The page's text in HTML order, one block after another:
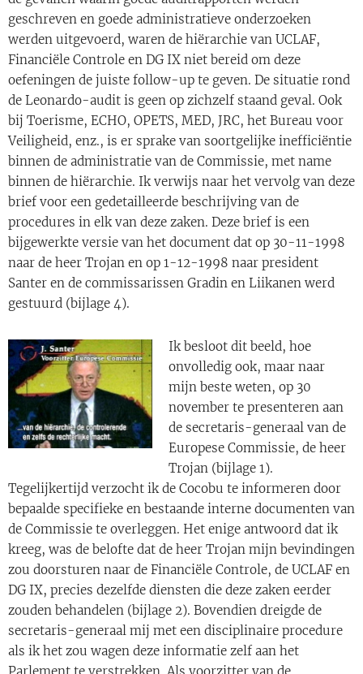
geschreven en goede administratieve onderzoeken
werden uitgevoerd, waren de hiërarchie van UCLAF,
Financiële Controle en DG IX niet bereid om deze
oefeningen de juiste follow-up te geven. De situatie rond
de Leonardo-audit is geen op zichzelf staand geval. Ook
bij Toerisme, ECHO, OPETS, MED, JRC, het Bureau voor
Veiligheid, enz., is er sprake van soortgelijke inefficiëntie
binnen de administratie van de Commissie, met name
binnen de hiërarchie. Ik verwijs naar het vervolg van deze
brief voor een gedetailleerde beschrijving van de
procedures in elk van deze zaken. Deze brief is een
bijgewerkte versie van het document dat op 30-11-1998
naar de heer Trojan en op 1-12-1998 naar president
Santer en de commissarissen Gradin en Liikanen werd
gestuurd (bijlage 4).
Ik besloot dit beeld, hoe
onvolledig ook, maar naar
mijn beste weten, op 30
november te presenteren aan
de secretaris-generaal van de
Europese Commissie, de heer
Trojan (bijlage 1).
Tegelijkertijd verzocht ik de Cocobu te informeren door
bepaalde specifieke en bestaande interne documenten van
de Commissie te overleggen. Het enige antwoord dat ik
kreeg, was de belofte dat de heer Trojan mijn bevindingen
zou doorsturen naar de Financiële Controle, de UCLAF en
DG IX, precies dezelfde diensten die deze zaken eerder
zouden behandelen (bijlage 2). Bovendien dreigde de
secretaris-generaal mij met een disciplinaire procedure
als ik het zou wagen deze informatie zelf aan het